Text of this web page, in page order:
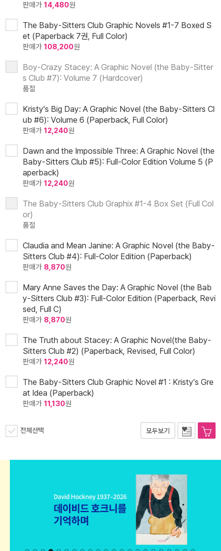
판매가 14,480원
The Baby-Sitters Club Graphic Novels #1-7 Boxed S
et (Paperback 7권, Full Color)
판매가 108,200원
Boy-Crazy Stacey: A Graphic Novel (the Baby-Sitter
s Club #7): Volume 7 (Hardcover)
품절
Kristy's Big Day: A Graphic Novel (the Baby-Sitters Cl
ub #6): Volume 6 (Paperback, Full Color)
판매가 12,240원
Dawn and the Impossible Three: A Graphic Novel (the
Baby-Sitters Club #5): Full-Color Edition Volume 5 (P
aperback)
판매가 12,240원
The Baby-Sitters Club Graphix #1-4 Box Set (Full Col
or)
품절
Claudia and Mean Janine: A Graphic Novel (the Baby-
Sitters Club #4): Full-Color Edition (Paperback)
판매가 8,870원
Mary Anne Saves the Day: A Graphic Novel (the Bab
y-Sitters Club #3): Full-Color Edition (Paperback, Revi
sed, Full C)
판매가 8,870원
The Truth about Stacey: A Graphic Novel(the Baby-
Sitters Club #2) (Paperback, Revised, Full Color)
판매가 12,240원
The Baby-Sitters Club Graphic Novel #1 : Kristy's Gre
at Idea (Paperback)
판매가 11,130원
전체선택 모두보기